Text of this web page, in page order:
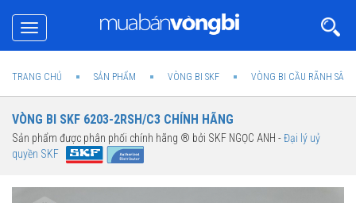
Toggle
navigation
TRANG CHỦ SẢN PHẨM VÒNG BI SKF VÒNG BI CẦU RÃNH SÂU
VÒNG BI SKF 6203-2RSH/C3 CHÍNH HÃNG
Sản phẩm được phân phối chính hãng ® bởi SKF NGỌC ANH -Đại lý uỷ
quyền SKF